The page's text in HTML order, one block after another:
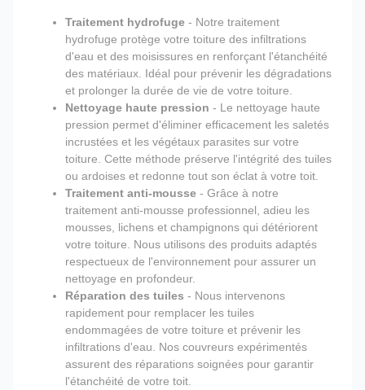
Traitement hydrofuge - Notre traitement
hydrofuge protège votre toiture des infiltrations
d'eau et des moisissures en renforçant l'étanchéité
des matériaux. Idéal pour prévenir les dégradations
et prolonger la durée de vie de votre toiture.
Nettoyage haute pression - Le nettoyage haute
pression permet d'éliminer efficacement les saletés
incrustées et les végétaux parasites sur votre
toiture. Cette méthode préserve l'intégrité des tuiles
ou ardoises et redonne tout son éclat à votre toit.
Traitement anti-mousse - Grâce à notre
traitement anti-mousse professionnel, adieu les
mousses, lichens et champignons qui détériorent
votre toiture. Nous utilisons des produits adaptés
respectueux de l'environnement pour assurer un
nettoyage en profondeur.
Réparation des tuiles - Nous intervenons
rapidement pour remplacer les tuiles
endommagées de votre toiture et prévenir les
infiltrations d'eau. Nos couvreurs expérimentés
assurent des réparations soignées pour garantir
l'étanchéité de votre toit.